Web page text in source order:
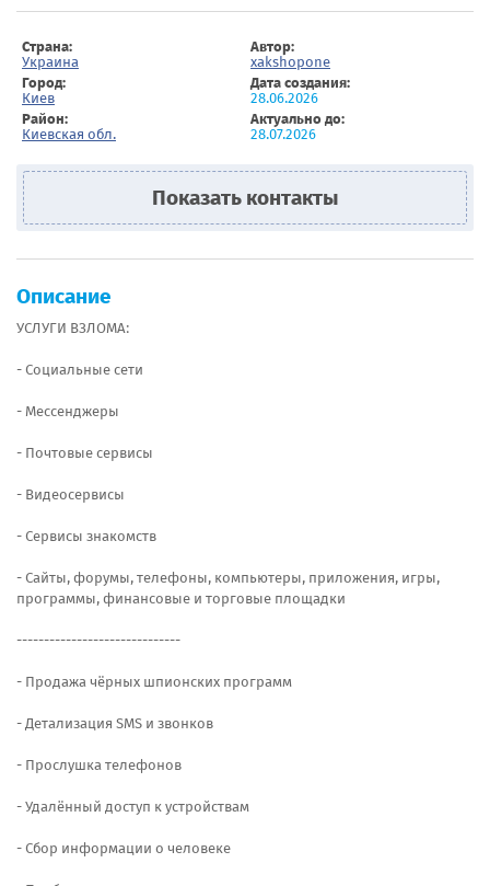
Страна:
Украина
Автор:
xakshopone
Город:
Киев
Дата создания:
28.06.2026
Район:
Киевская обл.
Актуально до:
28.07.2026
Показать контакты
Описание
УСЛУГИ ВЗЛОМА:
- Социальные сети
- Мессенджеры
- Почтовые сервисы
- Видеосервисы
- Сервисы знакомств
- Сайты, форумы, телефоны, компьютеры, приложения, игры,
программы, финансовые и торговые площадки
------------------------------
- Продажа чёрных шпионских программ
- Детализация SMS и звонков
- Прослушка телефонов
- Удалённый доступ к устройствам
- Сбор информации о человеке